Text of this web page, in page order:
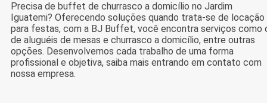
Precisa de buffet de churrasco a domicílio no Jardim
Iguatemi? Oferecendo soluções quando trata-se de locação
para festas, com a BJ Buffet, você encontra serviços como
de aluguéis de mesas e churrasco a domicílio, entre outras
opções. Desenvolvemos cada trabalho de uma forma
profissional e objetiva, saiba mais entrando em contato com
nossa empresa.